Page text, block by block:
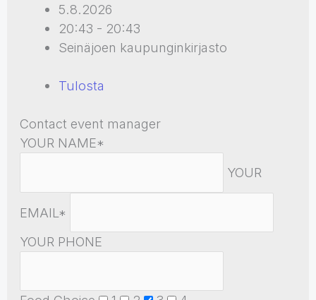
5.8.2026
20:43 - 20:43
Seinäjoen kaupunginkirjasto
Tulosta
Contact event manager
YOUR NAME*
YOUR
EMAIL*
YOUR PHONE